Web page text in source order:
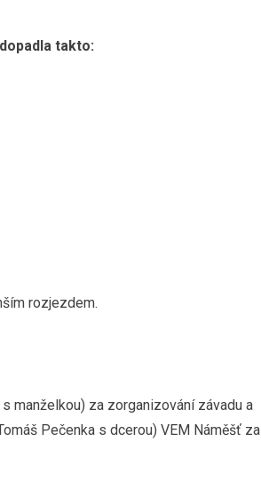
takto:
rozjezdem.
manželkou) za zorganizování závadu a
Pečenka s dcerou) VEM Náměšť za